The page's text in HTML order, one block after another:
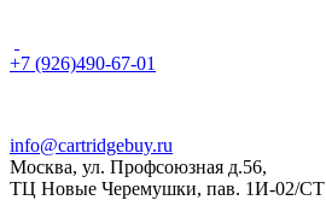
+7 (926)490-67-01
info@cartridgebuy.ru
Москва, ул. Профсоюзная д.56,
ТЦ Новые Черемушки, пав. 1И-02/СТ